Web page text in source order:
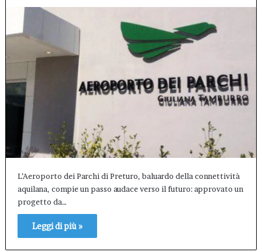
L’Aeroporto dei Parchi di Preturo, baluardo della connettività
aquilana, compie un passo audace verso il futuro: approvato un
progetto da…
Leggi di più »